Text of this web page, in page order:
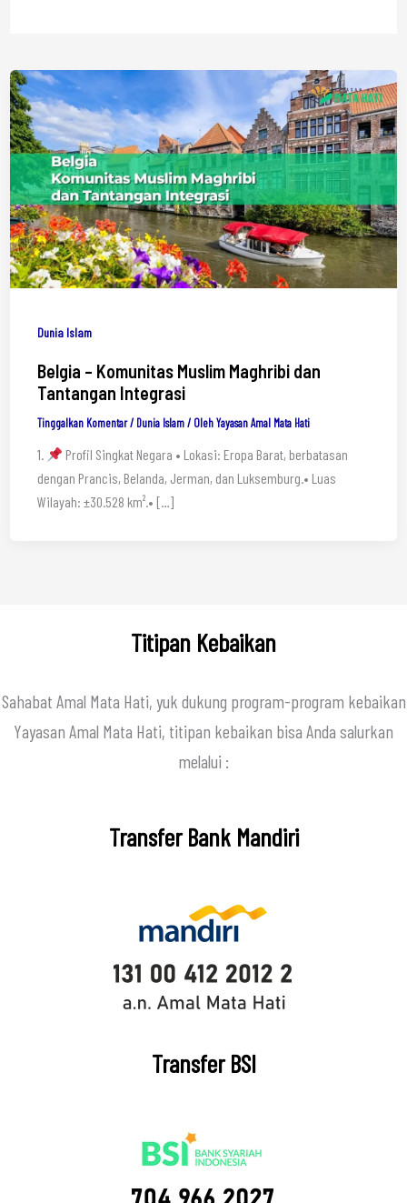
Dunia Islam
Belgia – Komunitas Muslim Maghribi dan
Tantangan Integrasi
Tinggalkan Komentar / Dunia Islam/ OlehYayasan Amal Mata Hati
1.
Profil Singkat Negara • Lokasi: Eropa Barat, berbatasan
dengan Prancis, Belanda, Jerman, dan Luksemburg.• Luas
Wilayah: ±30.528 km².• […]
Titipan Kebaikan
Sahabat Amal Mata Hati, yuk dukung program-program kebaikan
Yayasan Amal Mata Hati, titipan kebaikan bisa Anda salurkan
melalui :
Transfer Bank Mandiri
Transfer BSI